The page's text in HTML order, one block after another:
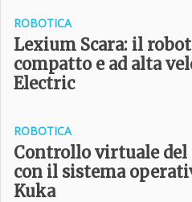
ROBOTICA
Lexium Scara: il
compatto e ad alta
Electric
ROBOTICA
Controllo virtuale
con il sistema
Kuka